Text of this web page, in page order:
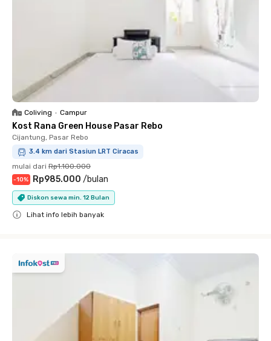
Coliving • Campur
Kost Rana Green House Pasar Rebo
Cijantung, Pasar Rebo
3.4 km dari Stasiun LRT Ciracas
mulai dari Rp1.100.000
-10% Rp985.000 /bulan
Diskon sewa min. 12 Bulan
Lihat info lebih banyak